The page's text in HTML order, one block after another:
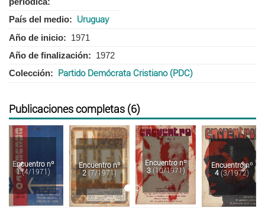
País del medio Uruguay
Año de inicio
1971
Año de finalización
1972
Colección
Partido Demócrata Cristiano (PDC)
Publicaciones completas (6)
Encuentro nº
1(4/1971)
Encuentro nº
2 (7/1971)
Encuentro nº
3(10/1971)
Encuentro nº
4 (3/1972)
Anterior